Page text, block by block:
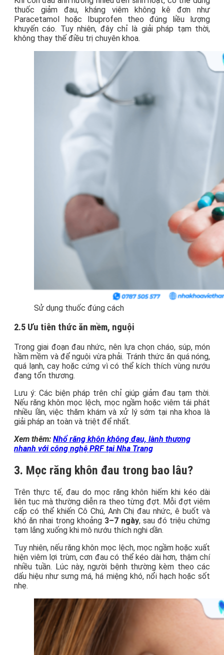
thuốc giảm đau, kháng viêm không kê đơn như
Paracetamol hoặc Ibuprofen theo đúng liều lượng
khuyến cáo. Tuy nhiên, đây chỉ là giải pháp tạm thời,
không thay thế điều trị chuyên khoa.
Sử dụng thuốc đúng cách
2.5 Ưu tiên thức ăn mềm, nguội
Trong giai đoạn đau nhức, nên lựa chọn cháo, súp, món
hầm mềm và để nguội vừa phải. Tránh thức ăn quá nóng,
quá lạnh, cay hoặc cứng vì có thể kích thích vùng nướu
đang tổn thương.
Lưu ý: Các biện pháp trên chỉ giúp giảm đau tạm thời.
Nếu răng khôn mọc lệch, mọc ngầm hoặc viêm tái phát
nhiều lần, việc thăm khám và xử lý sớm tại nha khoa là
giải pháp an toàn và triệt để nhất.
Xem thêm: Nhổ răng khôn không đau, lành thương
nhanh với công nghệ PRF tại Nha Trang
3. Mọc răng khôn đau trong bao lâu?
Trên thực tế, đau do mọc răng khôn hiếm khi kéo dài
liên tục mà thường diễn ra theo từng đợt. Mỗi đợt viêm
cấp có thể khiến Cô Chú, Anh Chị đau nhức, ê buốt và
khó ăn nhai trong khoảng 3–7 ngày, sau đó triệu chứng
tạm lắng xuống khi mô nướu thích nghi dần.
Tuy nhiên, nếu răng khôn mọc lệch, mọc ngầm hoặc xuất
hiện viêm lợi trùm, cơn đau có thể kéo dài hơn, thậm chí
nhiều tuần. Lúc này, người bệnh thường kèm theo các
dấu hiệu như sưng má, há miệng khó, nổi hạch hoặc sốt
nhẹ.